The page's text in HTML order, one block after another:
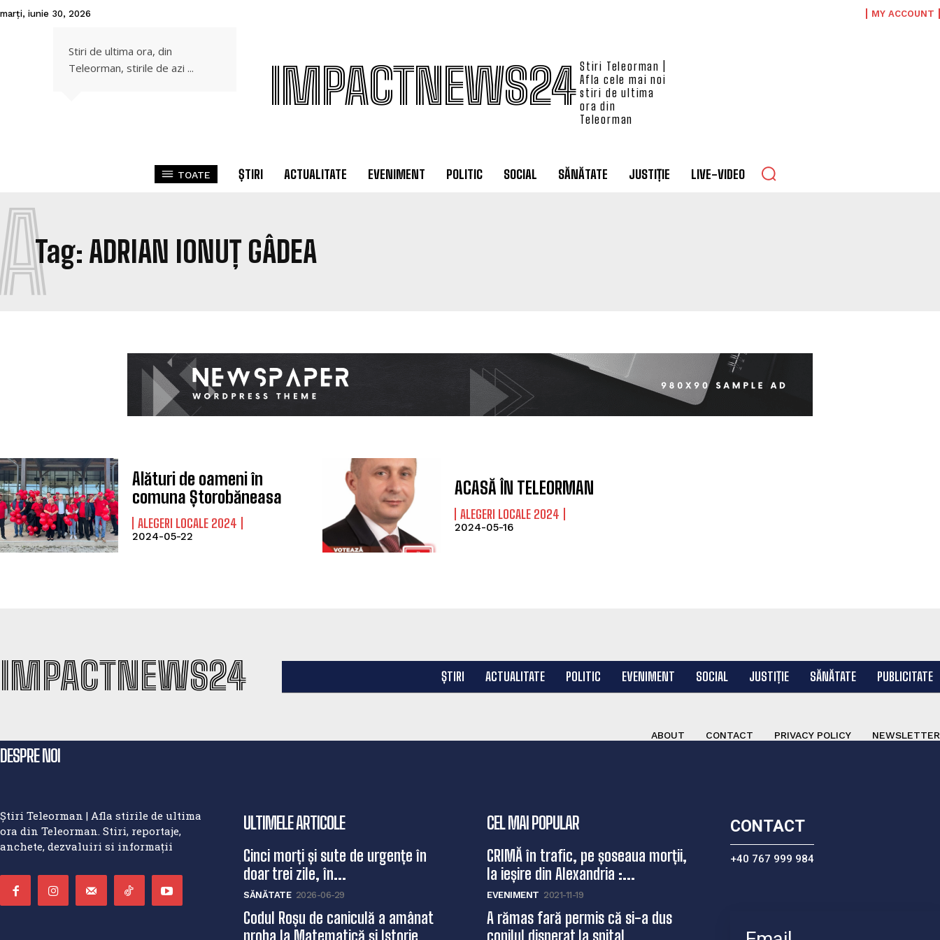
marți, iunie 30, 2026 MY ACCOUNT
Stiri de ultima ora, din
Teleorman, stirile de azi ...
IMPACTNEWS24 Stiri Teleorman |
Afla cele mai noi
stiri de ultima
ora din
Teleorman
TOATE ȘTIRI ACTUALITATE EVENIMENT POLITIC SOCIAL SĂNĂTATE JUSTIȚIE LIVE-VIDEO
Tag: ADRIAN IONUȚ GÂDEA
Alături de oameni în
comuna Ștorobăneasa
ALEGERI LOCALE 2024
2024-05-22
ACASĂ ÎN TELEORMAN
ALEGERI LOCALE 2024
2024-05-16
IMPACTNEWS24 ȘTIRI ACTUALITATE POLITIC EVENIMENT SOCIAL JUSTIȚIE SĂNĂTATE PUBLICITATE
ABOUT CONTACT PRIVACY POLICY NEWSLETTER
DESPRE NOI
Știri Teleorman | Afla stirile de ultima
ora din Teleorman. Stiri, reportaje,
anchete, dezvaluiri si informații
ULTIMELE ARTICOLE
Cinci morți și sute de urgențe în
doar trei zile, în...
SĂNĂTATE 2026-06-29
Codul Roșu de caniculă a amânat
proba la Matematică și Istorie...
CEL MAI POPULAR
CRIMĂ în trafic, pe șoseaua morții,
la ieșire din Alexandria :...
EVENIMENT 2021-11-19
A rămas fară permis că si-a dus
copilul disperat la spital,...
CONTACT
+40 767 999 984